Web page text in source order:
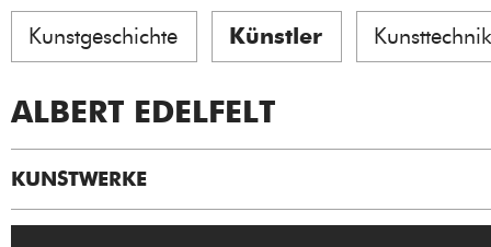
Kunstgeschichte Künstler
ALBERT EDELFELT
KUNSTWERKE